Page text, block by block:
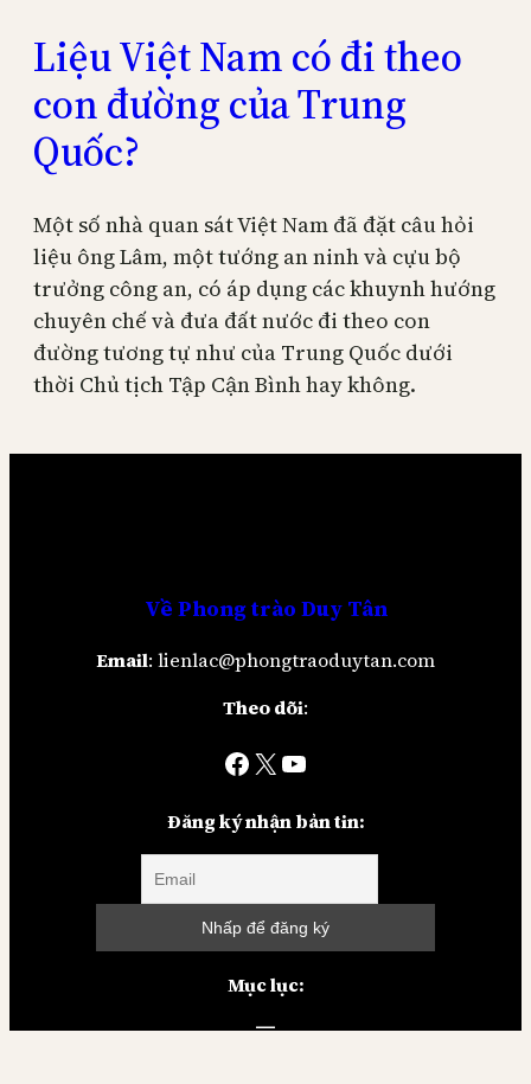
Liệu Việt Nam có đi theo
con đường của Trung
Quốc?
Một số nhà quan sát Việt Nam đã đặt câu hỏi
liệu ông Lâm, một tướng an ninh và cựu bộ
trưởng công an, có áp dụng các khuynh hướng
chuyên chế và đưa đất nước đi theo con
đường tương tự như của Trung Quốc dưới
thời Chủ tịch Tập Cận Bình hay không.
Về Phong trào Duy Tân
Email: lienlac@phongtraoduytan.com
Theo dõi:
Facebook X YouTube
Đăng ký nhận bản tin:
Mục lục: